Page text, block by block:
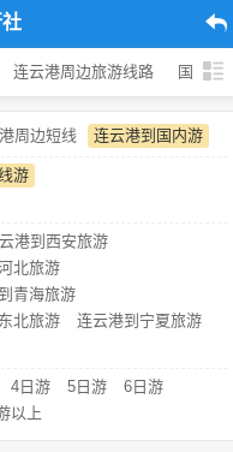
连云港周边旅游线路 国内旅
周边短线 连云港到国内游
游
港到西安旅游
北旅游
青海旅游
北旅游
连云港到宁夏旅游
4日游 5日游
6日游
以上